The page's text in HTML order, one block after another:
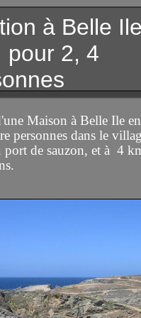
Maison à Belle Ile
personnes dans le
de sauzon, et à 4
à Belle
pour 2, 4